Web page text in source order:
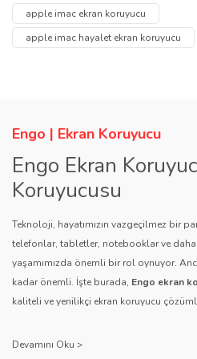
Ürün resmi kalitesiz, bozuk veya
Ürün açıklamasında eksik bilgiler
Bu ürüne benzer farklı alternatifler
Gönder
apple imac ekran koruyucu
apple imac hayalet ekran koruyucu
Engo | Ekran Koruyucu
Engo Ekran
Koruyucusu
Teknoloji, hayatımızın vazgeçilmez bir
telefonlar, tabletler, notebooklar ve
yaşamımızda önemli bir rol oynuyor.
kadar önemli. İşte burada, Engo ekran
kaliteli ve yenilikçi ekran koruyucu
sağlıyor.